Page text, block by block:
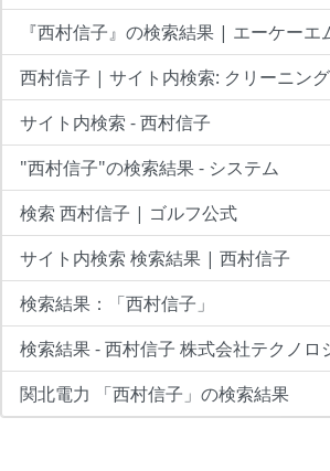
『西村信子』の検索結果 | エーケーエ
西村信子 | サイト内検索: クリーニング
サイト内検索 - 西村信子
"西村信子"の検索結果 - システム
検索 西村信子 | ゴルフ公式
サイト内検索 検索結果 | 西村信子
検索結果：「西村信子」
検索結果 - 西村信子 株式会社テクノロ
関北電力 「西村信子」の検索結果